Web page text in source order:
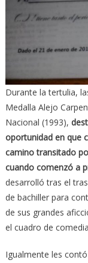
Durante la tertulia,
Medalla Alejo
Nacional (1993),
oportunidad en que
camino transitado
cuando comenzó a
desarrolló tras el
de bachiller para
de sus grandes
el cuadro de
Igualmente les